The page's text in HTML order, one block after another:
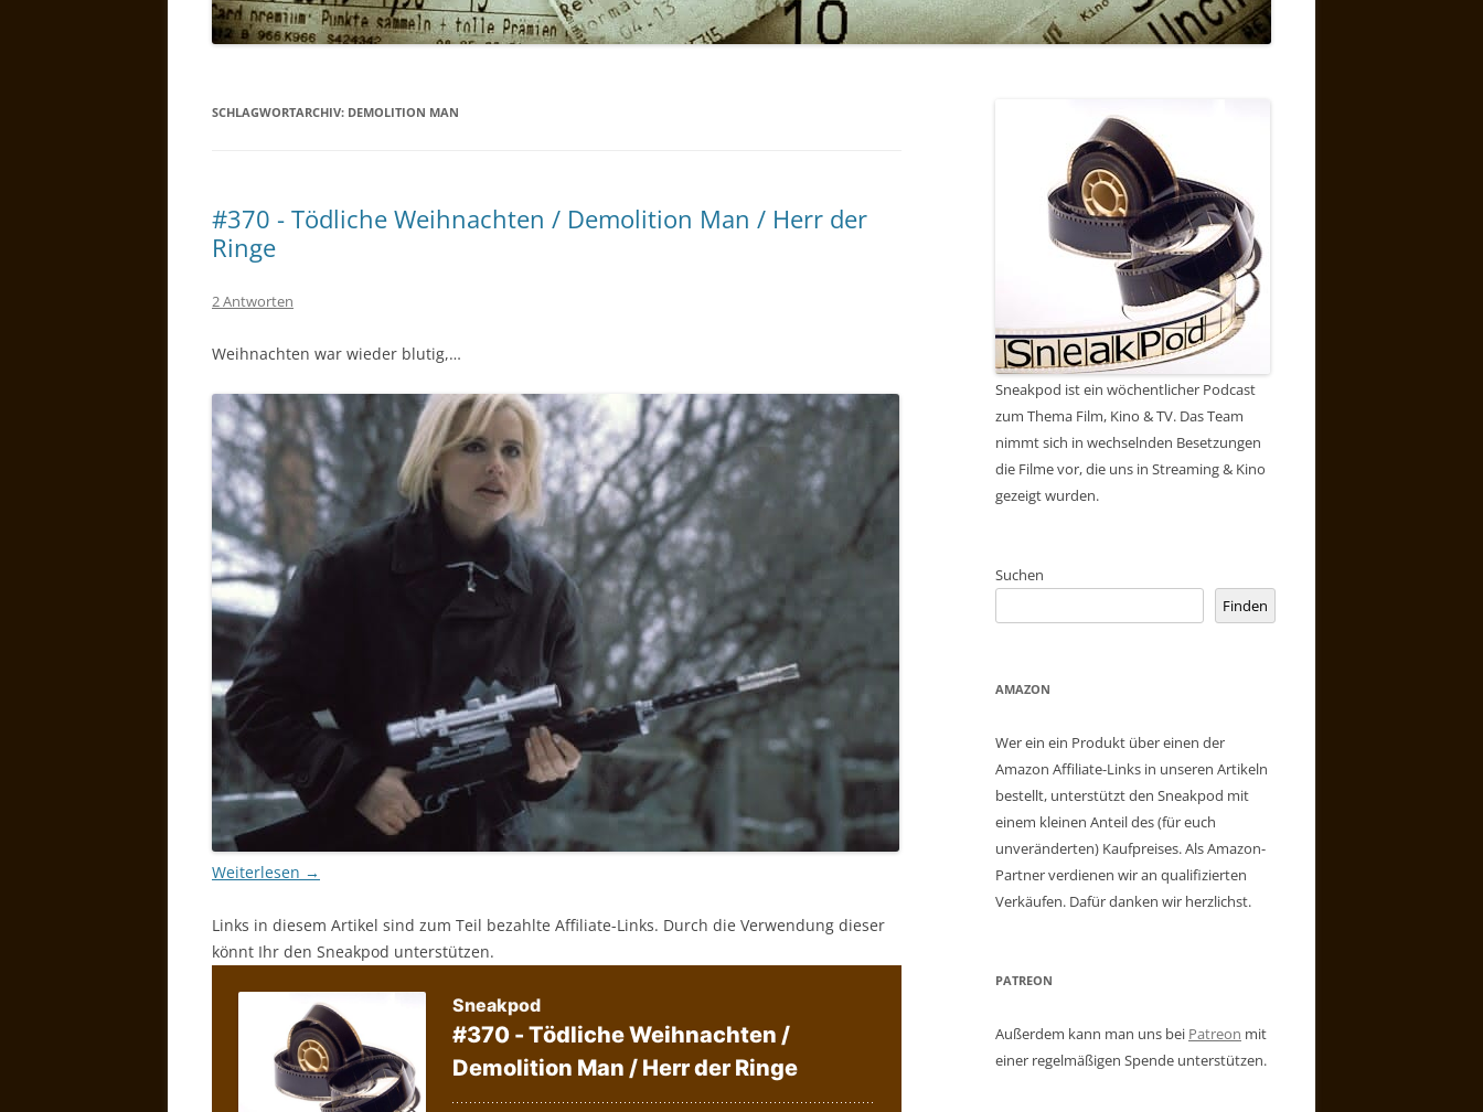
SCHLAGWORTARCHIV: DEMOLITION MAN
#370 - Tödliche Weihnachten / Demolition Man / Herr der
Ringe
2 Antworten
Weihnachten war wieder blutig,…
Weiterlesen →
Links in diesem Artikel sind zum Teil bezahlte Affiliate-Links. Durch die Verwendung dieser
könnt Ihr den Sneakpod unterstützen.
Sneakpod ist ein wöchentlicher Podcast
zum Thema Film, Kino & TV. Das Team
nimmt sich in wechselnden Besetzungen
die Filme vor, die uns in Streaming & Kino
gezeigt wurden.
Suchen
Finden
AMAZON
Wer ein ein Produkt über einen der
Amazon Affiliate-Links in unseren Artikeln
bestellt, unterstützt den Sneakpod mit
einem kleinen Anteil des (für euch
unveränderten) Kaufpreises. Als Amazon-
Partner verdienen wir an qualifizierten
Verkäufen. Dafür danken wir herzlichst.
PATREON
Außerdem kann man uns bei Patreon mit
einer regelmäßigen Spende unterstützen.